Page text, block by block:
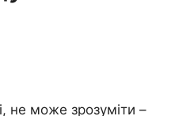
не може зрозуміти –